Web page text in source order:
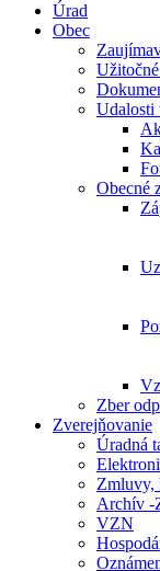
Úrad
Obec
Udalosti
Obecné
Zber
Zverejňovanie
Úradná
Zmluvy,
Archív -
VZN